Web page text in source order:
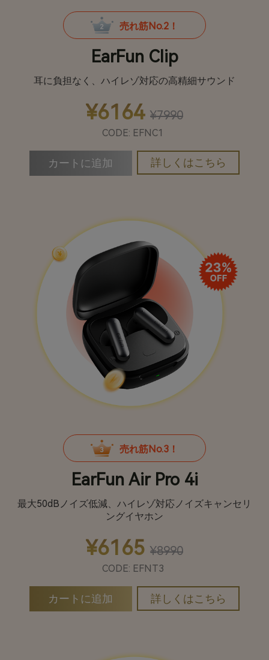
売れ筋No.2！
EarFun Clip
耳に負担なく、ハイレゾ対応の高精細サウンド
¥6164 ¥7990
CODE: EFNC1
カートに追加 詳しくはこちら
売れ筋No.3！
EarFun Air Pro 4i
最大50dBノイズ低減、ハイレゾ対応ノイズキャンセリ
ングイヤホン
¥6165 ¥8990
CODE: EFNT3
カートに追加 詳しくはこちら